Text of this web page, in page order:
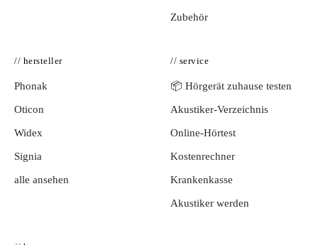
Zubehör
// hersteller
Phonak
Oticon
Widex
Signia
alle ansehen
// service
📦 Hörgerät zuhause testen
Akustiker-Verzeichnis
Online-Hörtest
Kostenrechner
Krankenkasse
Akustiker werden